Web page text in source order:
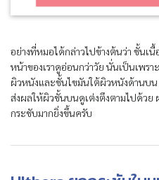
อย่างที่หมอได้กล่าวไปข้างต้นว่า ชั้นเ
หน้าของเราดูอ่อนกว่าวัย นั่นเป็นเพร
ผิวหนังและชั้นไขมันใต้ผิวหนังด้านบน
ส่งผลให้ผิวชั้นบนดูเต่งตึงตามไปด้วย
กระชับมากยิ่งขึ้นครับ